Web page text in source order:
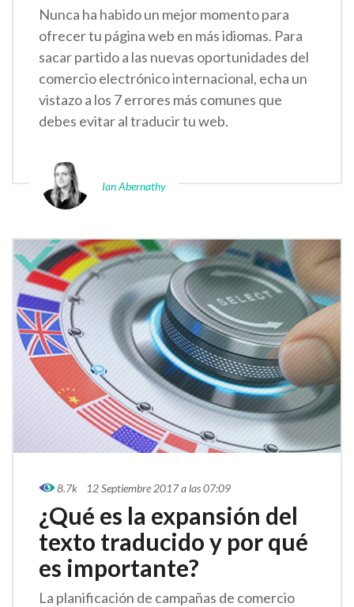
Nunca ha habido un mejor momento para
ofrecer tu página web en más idiomas. Para
sacar partido a las nuevas oportunidades del
comercio electrónico internacional, echa un
vistazo a los 7 errores más comunes que
debes evitar al traducir tu web.
Ian Abernathy
8.7k 12 Septiembre 2017 a las 07:09
¿Qué es la expansión del
texto traducido y por qué
es importante?
La planificación de campañas de comercio